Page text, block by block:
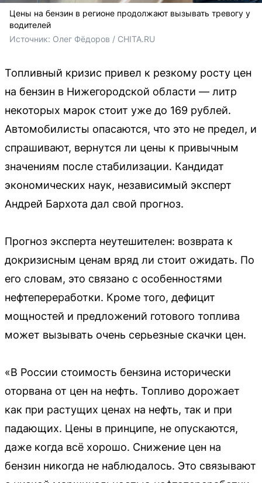
Цены на бензин в регионе продолжают вызывать тревогу у
водителей
Источник: Олег Фёдоров / CHITA.RU
Топливный кризис привел к резкому росту цен
на бензин в Нижегородской области — литр
некоторых марок стоит уже до 169 рублей.
Автомобилисты опасаются, что это не предел, и
спрашивают, вернутся ли цены к привычным
значениям после стабилизации. Кандидат
экономических наук, независимый эксперт
Андрей Бархота дал свой прогноз.
Прогноз эксперта неутешителен: возврата к
докризисным ценам вряд ли стоит ожидать. По
его словам, это связано с особенностями
нефтепереработки. Кроме того, дефицит
мощностей и предложений готового топлива
может вызывать очень серьезные скачки цен.
«В России стоимость бензина исторически
оторвана от цен на нефть. Топливо дорожает
как при растущих ценах на нефть, так и при
падающих. Цены в принципе, не опускаются,
даже когда всё хорошо. Снижение цен на
бензин никогда не наблюдалось. Это связывают